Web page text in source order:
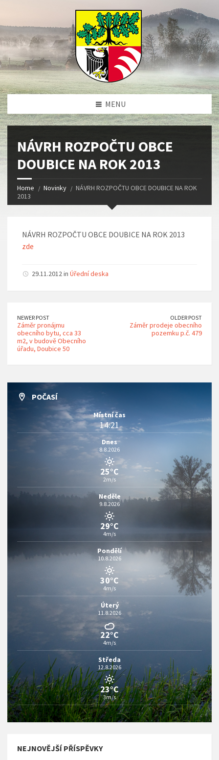
MENU
NÁVRH ROZPOČTU OBCE
DOUBICE NA ROK 2013
Home Novinky
NÁVRH ROZPOČTU OBCE DOUBICE NA ROK
2013
NÁVRH ROZPOČTU OBCE DOUBICE NA ROK 2013
zde
29.11.2012 in Úřední deska
NEWER POST
Záměr pronájmu
obecního bytu, cca 33
m2, v budově Obecního
úřadu, Doubice 50
OLDER POST
Záměr prodeje obecního
pozemku p.č. 479
POČASÍ
Místní čas
14:21
Dnes
8.8.2026
25°C
2m/s
Neděle
9.8.2026
29°C
4m/s
Pondělí
10.8.2026
30°C
4m/s
Úterý
11.8.2026
22°C
4m/s
Středa
12.8.2026
23°C
3m/s
NEJNOVĚJŠÍ PŘÍSPĚVKY